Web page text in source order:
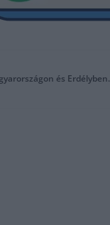
és Erdélyben.